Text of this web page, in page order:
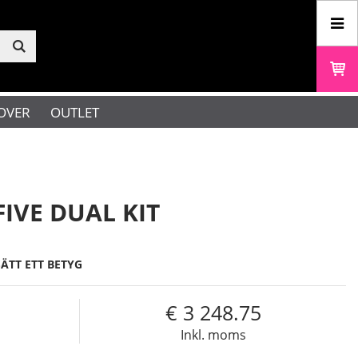
OUTLET
DUAL KIT
ETT BETYG
Inkl. moms
3 248.75